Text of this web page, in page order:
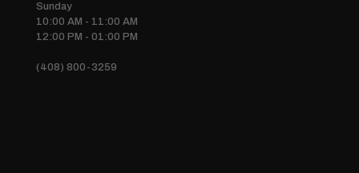
Sunday
10:00 AM - 11:00 AM
12:00 PM - 01:00 PM
(408) 800-3259